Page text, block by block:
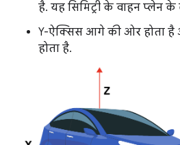
है. यह सिमिट्री के वाहन प्लेन
Y-ऐक्सिस आगे की ओर होता है
होता है.